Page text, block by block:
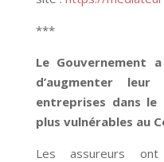
***
Le Gouvernement
d’augmenter
entreprises dans le
plus vulnérables au
Les assureurs